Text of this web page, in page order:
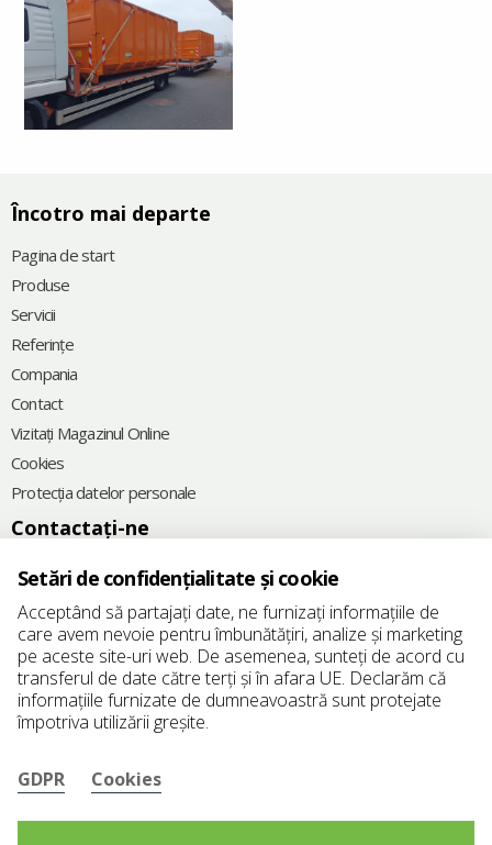
Încotro mai departe
Pagina de start
Produse
Servicii
Referinţe
Compania
Contact
Vizitați Magazinul Online
Cookies
Protecția datelor personale
Contactați-ne
+40 256 466 470
@
office@elkoplast.ro
Str. Mercur nr.17, Giroc,
307220 Timiş, România
Nr.Reg.Com.: J35/1750/2007
CIF: RO21694681
Setări de confidențialitate și cookie
Acceptând să partajați date, ne furnizați informațiile de
care avem nevoie pentru îmbunătățiri, analize și marketing
pe aceste site-uri web. De asemenea, sunteți de acord cu
transferul de date către terți și în afara UE. Declarăm că
informațiile furnizate de dumneavoastră sunt protejate
împotriva utilizării greșite.
GDPR Cookies